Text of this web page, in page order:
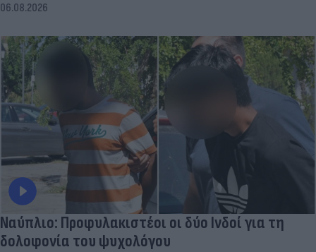
06.08.2026
Ναύπλιο: Προφυλακιστέοι οι δύο Ινδοί για τη
δολοφονία του ψυχολόγου